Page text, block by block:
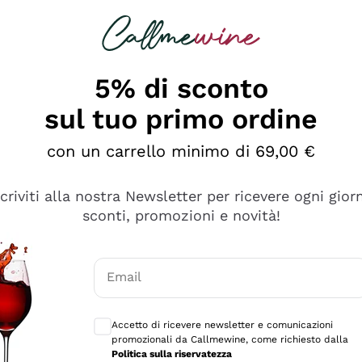
è male ma secondo me ci sono alternative che
5% di sconto
sul tuo primo ordine
con un carrello minimo di 69,00 €
alla nostra Newsletter per ricevere ogni
sconti, promozioni e novità!
Email
Accetto di ricevere newsletter e comunicazioni
promozionali da Callmewine, come richiesto dalla
Politica sulla riservatezza